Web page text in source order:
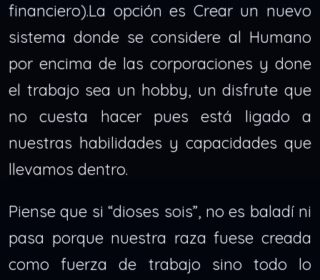
financiero).La opción es Crear un nuevo
sistema donde se considere al Humano
por encima de las corporaciones y done
el trabajo sea un hobby, un disfrute que
no cuesta hacer pues está ligado a
nuestras habilidades y capacidades que
llevamos dentro.
Piense que si “dioses sois”, no es baladí ni
pasa porque nuestra raza fuese creada
como fuerza de trabajo sino todo lo